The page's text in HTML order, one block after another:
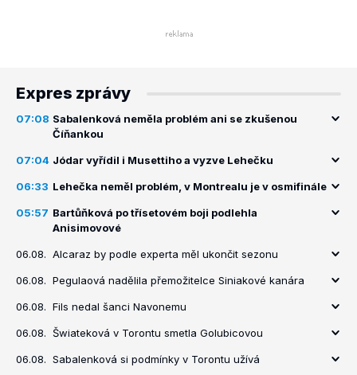
Expres zprávy
07:08 Sabalenková neměla problém ani se zkušenou
Číňankou
07:04 Jódar vyřídil i Musettiho a vyzve Lehečku
06:33 Lehečka neměl problém, v Montrealu je v osmifinále
05:57 Bartůňková po třísetovém boji podlehla
Anisimovové
06.08. Alcaraz by podle experta měl ukončit sezonu
06.08. Pegulaová nadělila přemožitelce Siniakové kanára
06.08. Fils nedal šanci Navonemu
06.08. Šwiateková v Torontu smetla Golubicovou
06.08. Sabalenková si podmínky v Torontu užívá